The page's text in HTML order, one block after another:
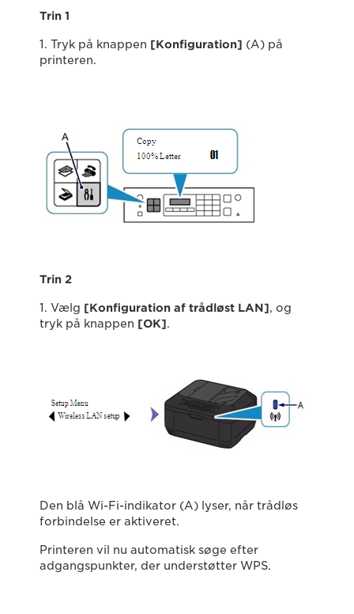
Trin 1
1. Tryk på knappen [Konfiguration] (A) på
printeren.
Trin 2
1. Vælg [Konfiguration af trådløst LAN], og
tryk på knappen [OK].
Den blå Wi-Fi-indikator (A) lyser, når trådløs
forbindelse er aktiveret.
Printeren vil nu automatisk søge efter
adgangspunkter, der understøtter WPS.